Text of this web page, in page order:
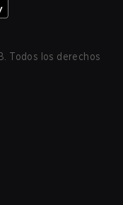
Todos los derechos